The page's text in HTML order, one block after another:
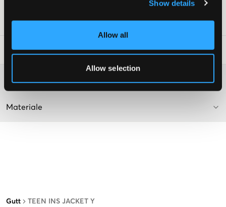
Show details
Allow all
Allow selection
Gutt TEEN INS JACKET Y
SKU:120314-002
Vaskeråd:
Materiale